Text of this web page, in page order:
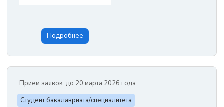
Подробнее
Прием заявок: до 20 марта 2026 года
Студент бакалавриата/специалитета